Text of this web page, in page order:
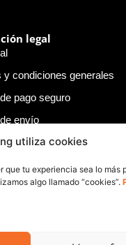
utiliza cookies
que tu experiencia sea lo más
algo llamado “cookies”.
legal
y condiciones generales
pago seguro
envío
de devolución
privacidad
cookies